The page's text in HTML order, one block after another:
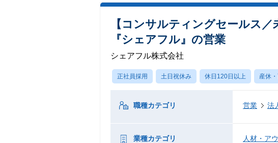
【コンサルティングセールス
『シェアフル』の営業
シェアフル株式会社
正社員採用 土日祝休み 休日120日以上 産休
職種カテゴリ 営業 法
業種カテゴリ 人材・ア